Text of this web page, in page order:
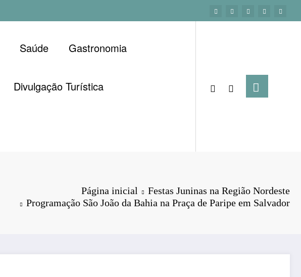
Saúde Gastronomia
Divulgação Turística
Página inicial
Festas Juninas na Região Nordeste
Programação São João da Bahia na Praça de Paripe em Salvador